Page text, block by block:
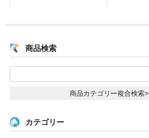
商品検索
商品カテゴリー複合検索>
カテゴリー